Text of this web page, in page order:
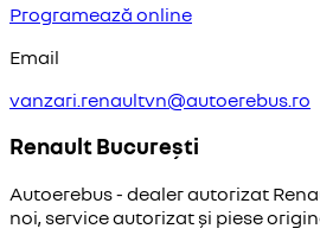
Programează online
Email
vanzari.renaultvn@autoerebus.ro
Renault București
Autoerebus - dealer autorizat
noi, service autorizat și piese